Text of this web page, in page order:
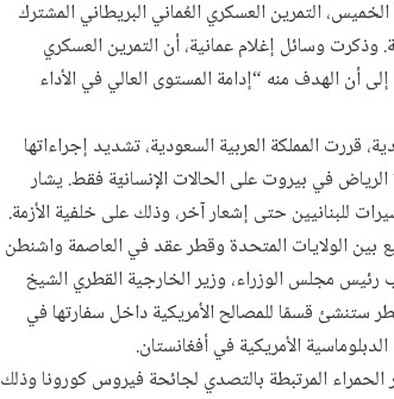
التمرين العسكري العُماني البريطاني المشترك
وسائل إغلام عمانية، أن التمرين العسكري
أن الهدف منه “إدامة المستوى العالي في الأداء
قررت المملكة العربية السعودية، تشديد إجراءاتها
في بيروت على الحالات الإنسانيّة فقط. يشار
للبنانيين حتى إشعار آخر، وذلك على خلفية الأزمة.
بين الولايات المتحدة وقطر عقد في العاصمة واشنطن
رئيس مجلس الوزراء، وزير الخارجية القطري الشيخ
قسمًا للمصالح الأمريكية داخل سفارتها في
الأمريكية في أفغانستان.
الحمراء المرتبطة بالتصدي لجائحة فيروس كورونا وذلك